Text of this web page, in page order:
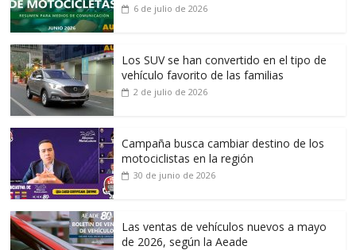
6 de julio de 2026
Los SUV se han convertido en el tipo de
vehículo favorito de las familias
2 de julio de 2026
Campaña busca cambiar destino de los
motociclistas en la región
30 de junio de 2026
Las ventas de vehículos nuevos a mayo
de 2026, según la Aeade